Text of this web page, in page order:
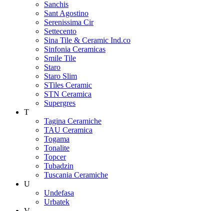
Sanchis
Sant Agostino
Serenissima Cir
Settecento
Sina Tile & Ceramic Ind.co
Sinfonia Ceramicas
Smile Tile
Staro
Staro Slim
STiles Ceramic
STN Ceramica
Supergres
T
Tagina Ceramiche
TAU Ceramica
Togama
Tonalite
Topcer
Tubadzin
Tuscania Ceramiche
U
Undefasa
Urbatek